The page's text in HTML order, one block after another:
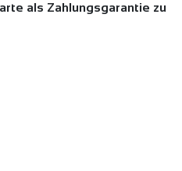
als Zahlungsgarantie zu